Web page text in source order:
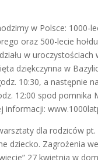
w Polsce: 1000-
oraz 500-lecie
w uroczystościach
dziękczynna w
10:30, a następnie
12:00 spod pomnika
informacji:
dla rodziców pt.
dziecko. Zagrożenia we
27 kwietnia w